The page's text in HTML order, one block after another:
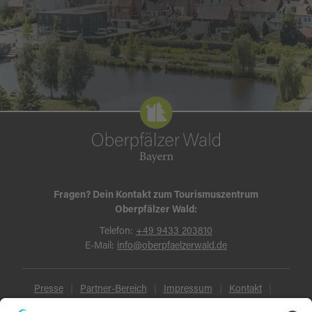
Fragen? Dein Kontakt zum Tourismuszentrum
Oberpfälzer Wald:
Telefon: +49 9433 203810
E-Mail: info@oberpfaelzerwald.de
Presse Partner-Bereich Impressum Kontakt